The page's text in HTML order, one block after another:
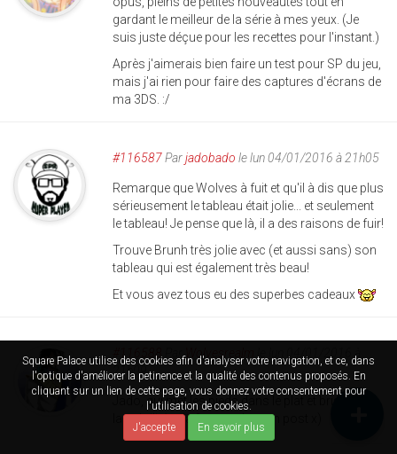
Square Palace utilise des cookies afin d'analyser votre navigation, et ce, dans
l'optique d'améliorer la petinence et la qualité des contenus proposés. En
cliquant sur un lien de cette page, vous donnez votre consentement pour
l'utilisation de cookies.
J'accepte
En savoir plus
gardant le meilleur de la série à mes yeux. (Je
suis juste déçue pour les recettes pour l'instant.)
Après j'aimerais bien faire un test pour SP du jeu,
mais j'ai rien pour faire des captures d'écrans de
ma 3DS. :/
#116587Parjadobado le lun 04/01/2016 à 21h05
Remarque que Wolves à fuit et qu'il à dis que plus
sérieusement le tableau était jolie... et seulement
le tableau! Je pense que là, il a des raisons de fuir!
Trouve Brunh très jolie avec (et aussi sans) son
tableau qui est également très beau!
Et vous avez tous eu des superbes cadeaux
#116588 ParWolvesrealm
le lun 04/01/2016 à
21h09
Jado, qui met les pieds dans le plat et brise toute
la subtilité et la finesse de mon post x)